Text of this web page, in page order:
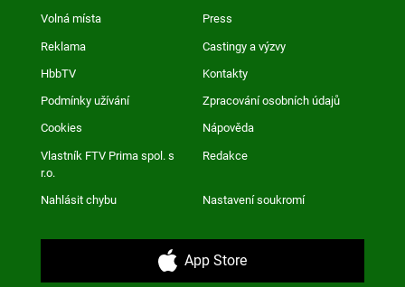
Volná místa Press
Reklama Castingy a výzvy
HbbTV Kontakty
Podmínky užívání Zpracování osobních údajů
Cookies Nápověda
Vlastník FTV Prima spol. s
r.o.
Redakce
Nahlásit chybu Nastavení soukromí
App Store